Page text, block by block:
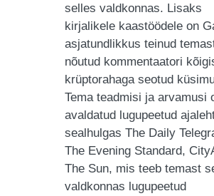
selles valdkonnas. Lisaks
kirjalikele kaastöödele on
asjatundlikkus teinud
nõutud kommentaatori
krüptorahaga seotud
Tema teadmisi ja arvamusi
avaldatud lugupeetud
sealhulgas The Daily
The Evening Standard,
The Sun, mis teeb temast
valdkonnas lugupeetud